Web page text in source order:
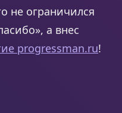
не ограничился
а внес
progressman.ru!